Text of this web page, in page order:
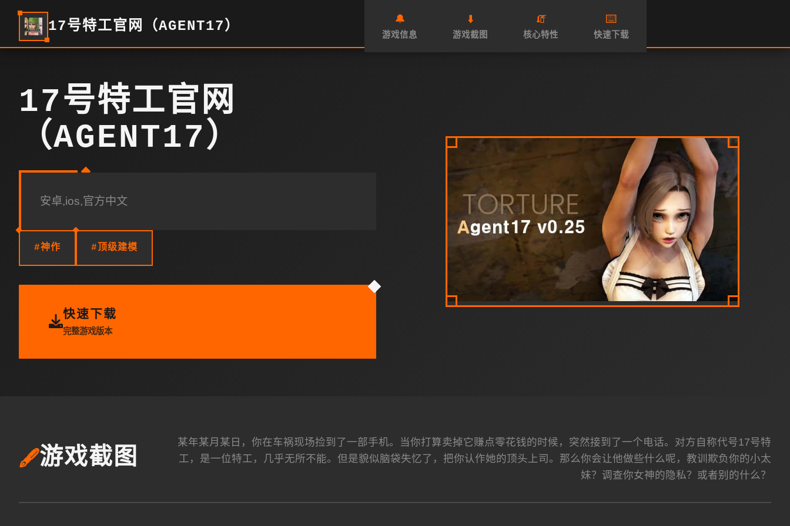
17号特工官网（AGENT17） 🔔
游戏信息
⬇️
游戏截图
🧯
核心特性
⌨️
快速下载
17号特工官网
（AGENT17）
安卓,ios,官方中文
#神作 #顶级建模
快速下载
完整游戏版本
🖋️游戏截图
某年某月某日，你在车祸现场捡到了一部手机。当你打算卖掉它赚点零花钱的时候，突然接到了一个电话。对方自称代号17号特
工，是一位特工，几乎无所不能。但是貌似脑袋失忆了，把你认作她的顶头上司。那么你会让他做些什么呢，教训欺负你的小太
妹？调查你女神的隐私？或者别的什么？